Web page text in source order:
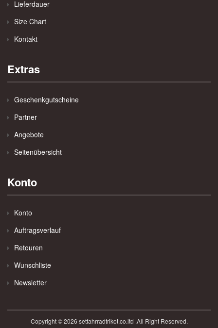
Lieferdauer
Size Chart
Kontakt
Extras
Geschenkgutscheine
Partner
Angebote
Seitenübersicht
Konto
Konto
Auftragsverlauf
Retouren
Wunschliste
Newsletter
Copyright © 2026 setfahrradtrikot.co.ltd ,All Right Reserved.